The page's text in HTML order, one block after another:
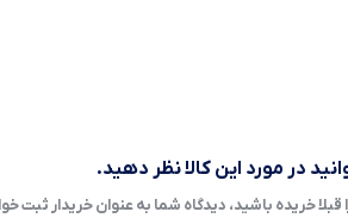
در مورد این کالا نظر دهید.
قبلا خریده باشید، دیدگاه شما به عنوان خریدار ثبت